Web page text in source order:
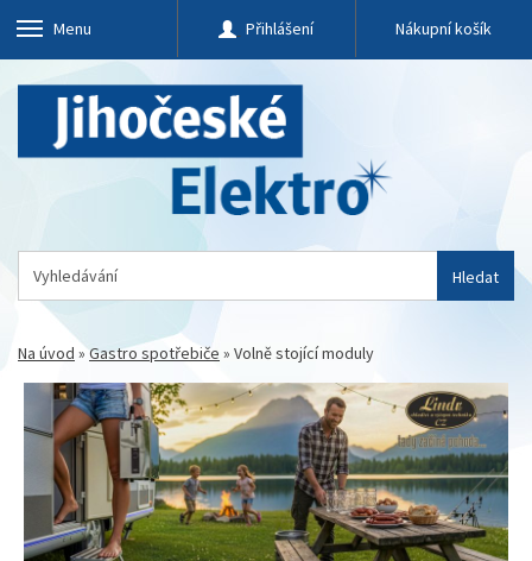
Menu Přihlášení Nákupní košík
Hledat
Na úvod »Gastro spotřebiče » Volně stojící moduly